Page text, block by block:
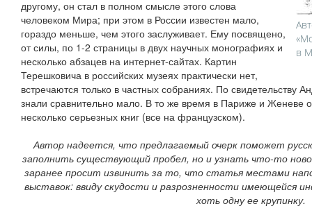
в
другому, он стал в полном смысле этого слова
человеком Мира; при этом в России известен мало,
гораздо меньше, чем этого заслуживает. Ему посвящено,
от силы, по 1-2 страницы в двух научных монографиях и
несколько абзацев на интернет-сайтах. Картин
Терешковича в российских музеях практически нет,
встречаются только в частных собраниях. По свидетельству
знали сравнительно мало. В то же время в Париже и Женеве
несколько серьезных книг (все на французском).
Автор надеется, что предлагаемый очерк поможет
заполнить существующий пробел, но и узнать что-то
заранее просит извинить за то, что статья местами
выставок: ввиду скудости и разрозненности имеющейся
хоть одну ее крупинку.